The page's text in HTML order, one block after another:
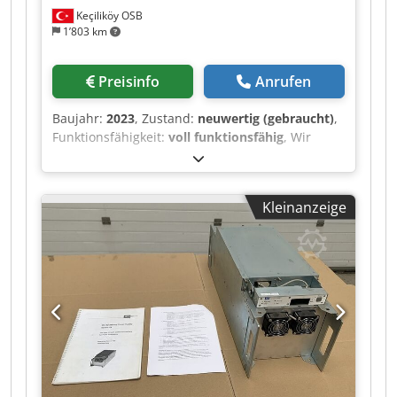
Keçiliköy OSB
1’803 km
Preisinfo Anrufen
Baujahr: 2023, Zustand: neuwertig (gebraucht),
Funktionsfähigkeit: voll funktionsfähig, Wir
bieten diese neue PRODUKTIONSLINIE FÜR
SOLARE PHOTOVOLTAIK-MODULE an, Baujahr
2023. Es handelt sich um eine Produktionsanlage
für Solarmodule, die sowohl PERC- als auch
TOPCon-Solarzellen verarbeiten und eine breite
Palette beliebter PV-Module herstellen kann, die
derzeit auf dem Markt gefragt sind. Die
vollständig automatisierte Produktionslinie hat
eine jährliche Kapazität von 250 MW und kann
verschiedene Modulkonfigurationen herstellen,
darunter 450-W-, 585-W- und 630-W-Module mit
TOPCon-16BB-Technologie, erhältlich mit
schwarzem Rahmen und schwarzer
Kleinanzeige